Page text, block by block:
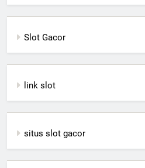
Slot Gacor
link slot
situs slot gacor